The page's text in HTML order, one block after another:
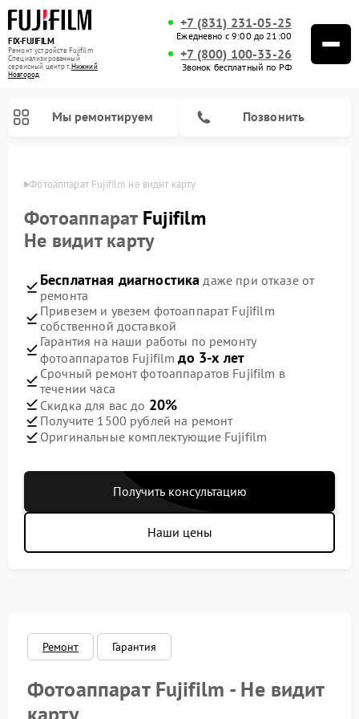
FIX-FUJIFILM
Ремонт устройств Fujifilm
Специализированный
cервисный центр г.Нижний
Новгород
+7 (831) 231-05-25
Ежедневно с 9:00 до 21:00
+7 (800) 100-33-26
Звонок бесплатный по РФ
Мы ремонтируем Позвонить
Фотоаппарат Fujifilm не видит карту
Фотоаппарат Fujifilm
Не видит карту
Бесплатная диагностика даже при отказе от
ремонта
Привезем и увезем фотоаппарат Fujifilm
собственной доставкой
Гарантия на наши работы по ремонту
фотоаппаратов Fujifilmдо 3-х лет
Срочный ремонт фотоаппаратов Fujifilm в
течении часа
Скидка для вас до 20%
Получите 1500 рублей на ремонт
Оригинальные комплектующие Fujifilm
Получить консультацию
Наши цены
Ремонт Гарантия
Фотоаппарат Fujifilm - Не видит
карту